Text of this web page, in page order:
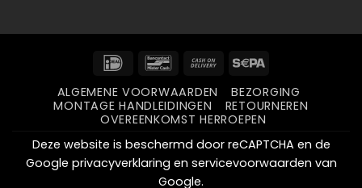
IDeal Bancontact
Cash
Delivery
ALGEMENE VOORWAARDEN
BEZORGING
MONTAGE HANDLEIDINGEN
RETOURNEREN
OVEREENKOMST HERROEPEN
Deze website is beschermd door reCAPTCHA en de
Google privacyverklaring en servicevoorwaarden van
Google.